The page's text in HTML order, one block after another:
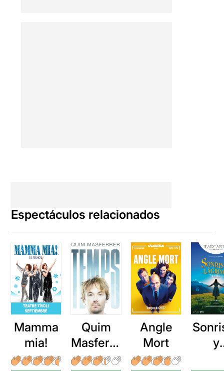
Espectáculos relacionados
Mamma
mia!
Quim
Masferre
r: Temps
Angle
Mort
y